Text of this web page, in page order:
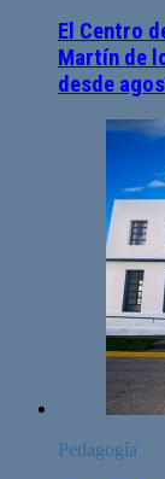
El Centro
Martín de
desde
Pedagogía